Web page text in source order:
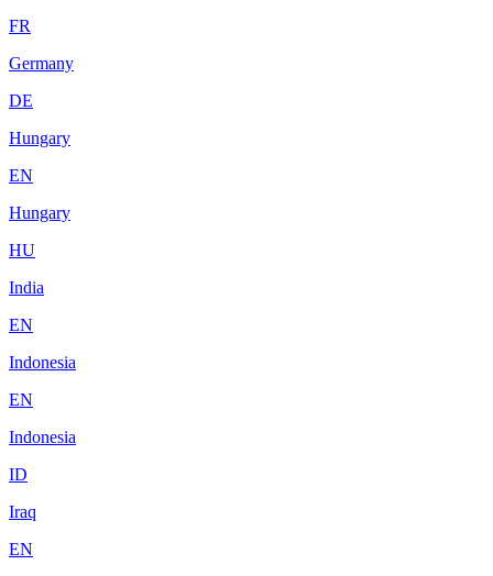
FR
Germany
DE
Hungary
EN
Hungary
HU
India
EN
Indonesia
EN
Indonesia
ID
Iraq
EN